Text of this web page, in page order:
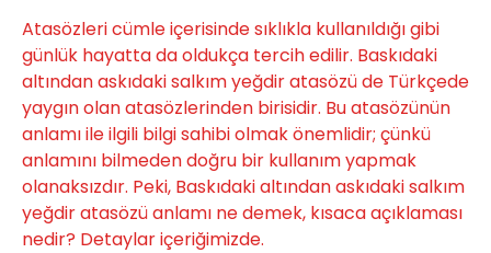
Atasözleri cümle içerisinde sıklıkla kullanıldığı gibi
günlük hayatta da oldukça tercih edilir. Baskıdaki
altından askıdaki salkım yeğdir atasözü de Türkçede
yaygın olan atasözlerinden birisidir. Bu atasözünün
anlamı ile ilgili bilgi sahibi olmak önemlidir; çünkü
anlamını bilmeden doğru bir kullanım yapmak
olanaksızdır. Peki, Baskıdaki altından askıdaki salkım
yeğdir atasözü anlamı ne demek, kısaca açıklaması
nedir? Detaylar içeriğimizde.